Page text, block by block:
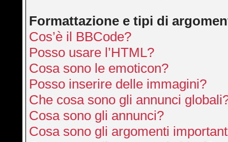
Formattazione e tipi di
Cos’è il BBCode?
Posso usare l’HTML?
Cosa sono le emoticon?
Posso inserire delle immagini?
Che cosa sono gli annunci
Cosa sono gli annunci?
Cosa sono gli argomenti